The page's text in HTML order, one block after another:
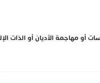
أو مهاجمة الأديان أو الذات